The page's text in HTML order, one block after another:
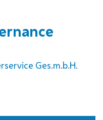
Ges.m.b.H.